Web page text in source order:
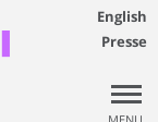
English
Presse